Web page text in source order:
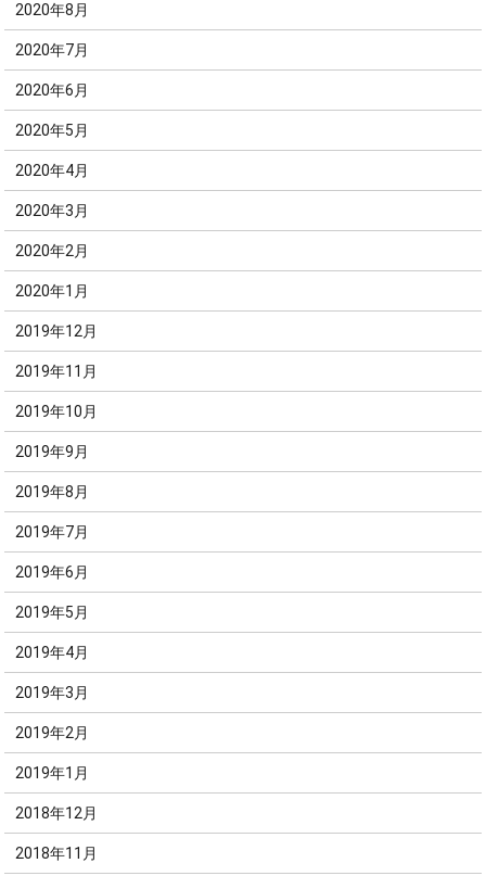
2020年8月
2020年7月
2020年6月
2020年5月
2020年4月
2020年3月
2020年2月
2020年1月
2019年12月
2019年11月
2019年10月
2019年9月
2019年8月
2019年7月
2019年6月
2019年5月
2019年4月
2019年3月
2019年2月
2019年1月
2018年12月
2018年11月